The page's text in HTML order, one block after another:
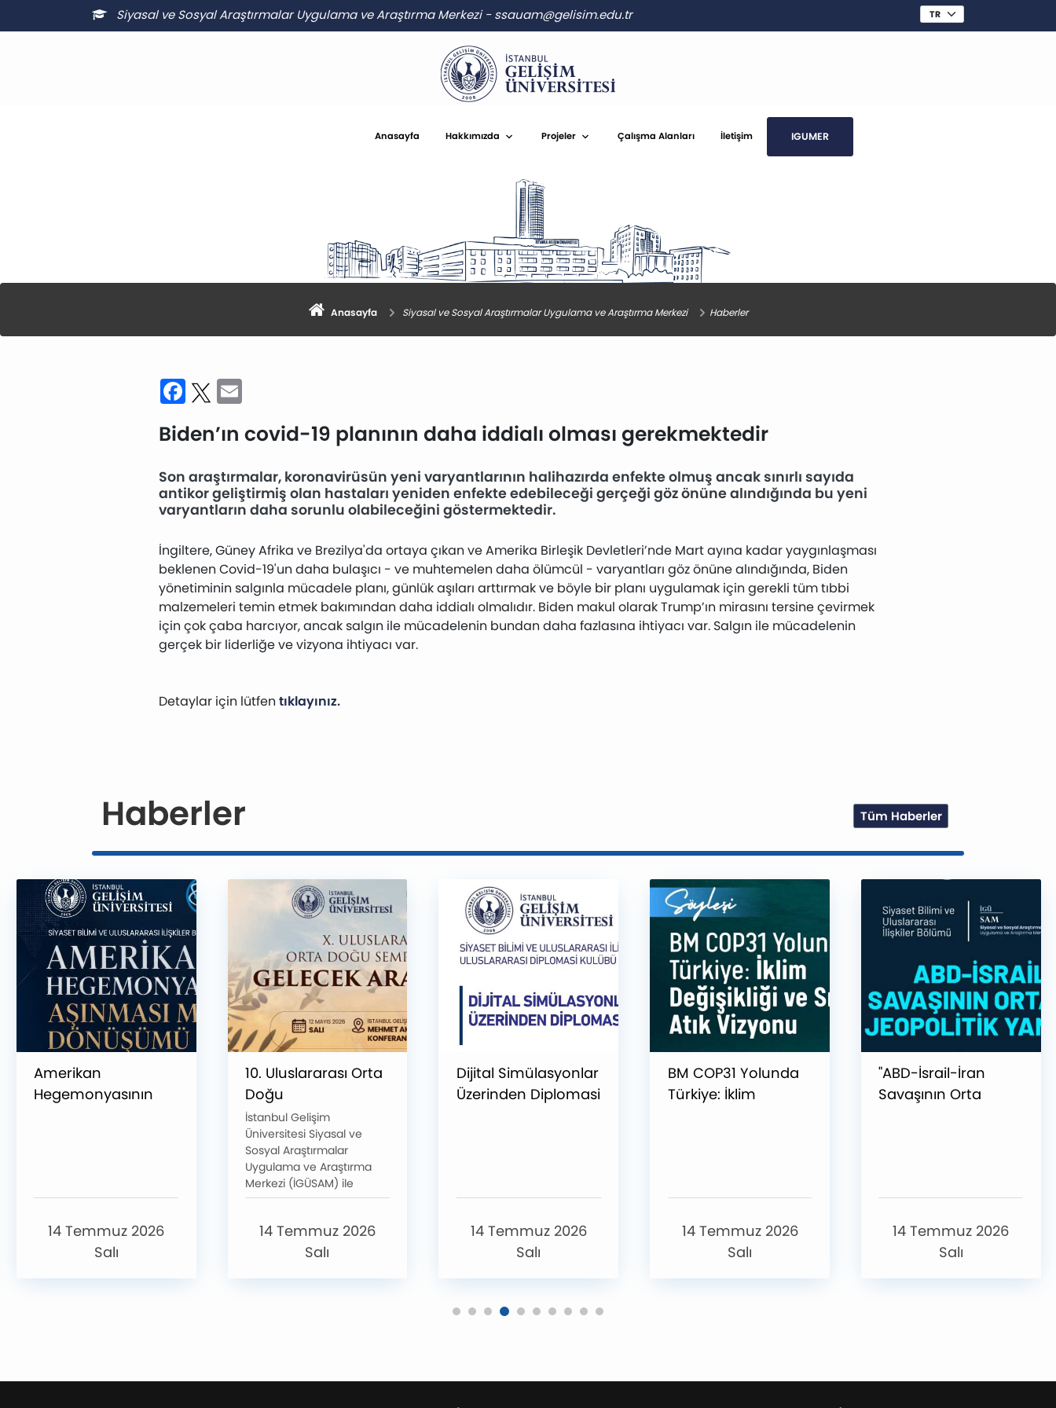
Siyasal ve Sosyal Araştırmalar Uygulama ve Araştırma Merkezi-ssauam@gelisim.edu.tr
Anasayfa Hakkımızda Projeler Çalışma Alanları İletişim IGUMER
Anasayfa Siyasal ve Sosyal Araştırmalar Uygulama ve Araştırma Merkezi Haberler
Facebook
Twitter
Biden’ın covid-19 planının daha iddialı olması gerekmektedir
Son araştırmalar, koronavirüsün yeni varyantlarının halihazırda enfekte olmuş ancak sınırlı sayıda
antikor geliştirmiş olan hastaları yeniden enfekte edebileceği gerçeği göz önüne alındığında bu yeni
varyantların daha sorunlu olabileceğini göstermektedir.
İngiltere, Güney Afrika ve Brezilya'da ortaya çıkan ve Amerika Birleşik Devletleri’nde Mart ayına kadar yaygınlaşması
beklenen Covid-19'un daha bulaşıcı - ve muhtemelen daha ölümcül - varyantları göz önüne alındığında, Biden
yönetiminin salgınla mücadele planı, günlük aşıları arttırmak ve böyle bir planı uygulamak için gerekli tüm tıbbi
malzemeleri temin etmek bakımından daha iddialı olmalıdır. Biden makul olarak Trump’ın mirasını tersine çevirmek
için çok çaba harcıyor, ancak salgın ile mücadelenin bundan daha fazlasına ihtiyacı var. Salgın ile mücadelenin
gerçek bir liderliğe ve vizyona ihtiyacı var.
Detaylar için lütfen tıklayınız.
Haberler Tüm Haberler
Amerikan
Hegemonyasının
14 Temmuz 2026
Salı
10. Uluslararası Orta
Doğu
Sempozyumu,
“Gelecek Arayışları”
Teması ile
Gerçekleştirildi
İstanbul Gelişim
Üniversitesi Siyasal ve
Sosyal Araştırmalar
Uygulama ve Araştırma
Merkezi (İGÜSAM) ile
MOKHA Stratejik
birliğinde düzenlenen
sempozyum, farklı
akademisyenleri ve
14 Temmuz 2026
Salı
Dijital Simülasyonlar
Üzerinden Diplomasi
14 Temmuz 2026
Salı
BM COP31 Yolunda
Türkiye: İklim
14 Temmuz 2026
Salı
"ABD-İsrail-İran
Savaşının Orta
14 Temmuz 2026
Salı